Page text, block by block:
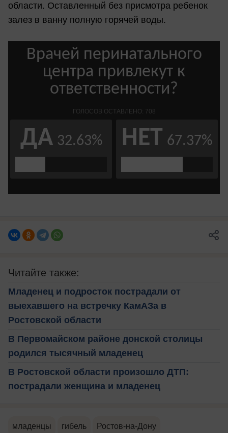
области. Оставленный без присмотра ребенок
залез в ванну полную горячей воды.
Читайте также:
Младенец и подросток пострадали от
выехавшего на встречку КамАЗа в
Ростовской области
В Первомайском районе донской столицы
родился тысячный младенец
В Ростовской области произошло ДТП:
пострадали женщина и младенец
младенцы гибель Ростов-на-Дону